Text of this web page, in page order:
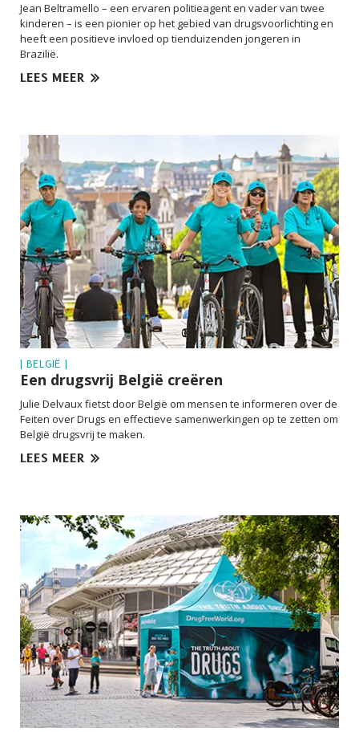
Jean Beltramello – een ervaren politieagent en vader van twee
kinderen – is een pionier op het gebied van drugsvoorlichting en
heeft een positieve invloed op tienduizenden jongeren in
Brazilië.
LEES MEER
| BELGIË |
Een drugsvrij België creëren
Julie Delvaux fietst door België om mensen te informeren over de
Feiten over Drugs en effectieve samenwerkingen op te zetten om
België drugsvrij te maken.
LEES MEER